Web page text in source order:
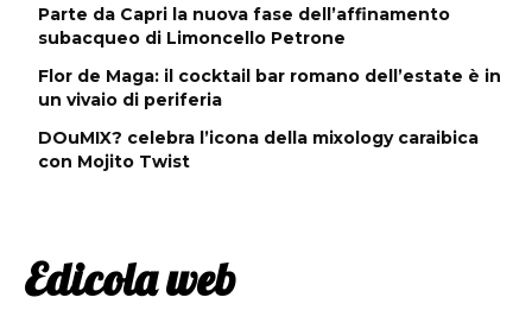
Parte da Capri la nuova fase dell’affinamento
subacqueo di Limoncello Petrone
Flor de Maga: il cocktail bar romano dell’estate è in
un vivaio di periferia
DOuMIX? celebra l’icona della mixology caraibica
con Mojito Twist
Edicola web